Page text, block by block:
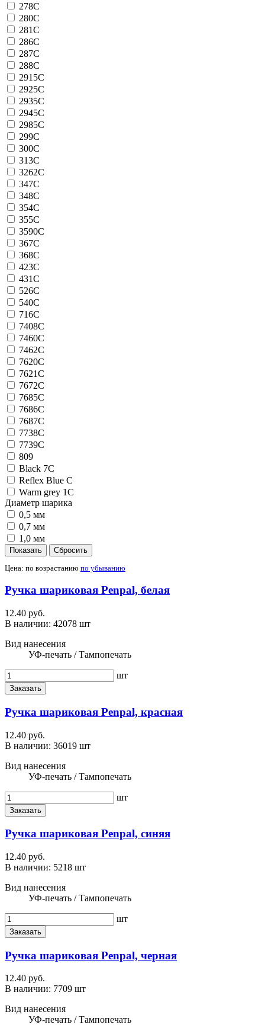
278C
280C
281C
286C
287C
288C
2915C
2925C
2935C
2945C
2985C
299C
300C
313C
3262C
347C
348C
354C
355C
3590C
367C
368C
423C
431C
526C
540C
716C
7408C
7460C
7462C
7620C
7621C
7672C
7685C
7686C
7687C
7738C
7739C
809
Black 7C
Reflex Blue C
Warm grey 1C
Диаметр шарика
0,5 мм
0,7 мм
1,0 мм
Цена: по возрастанию по убыванию
Ручка шариковая Penpal, белая
12.40 руб.
В наличии: 42078 шт
Вид нанесения
УФ-печать / Тампопечать
шт
Заказать
Ручка шариковая Penpal, красная
12.40 руб.
В наличии: 36019 шт
Вид нанесения
УФ-печать / Тампопечать
шт
Заказать
Ручка шариковая Penpal, синяя
12.40 руб.
В наличии: 5218 шт
Вид нанесения
УФ-печать / Тампопечать
шт
Заказать
Ручка шариковая Penpal, черная
12.40 руб.
В наличии: 7709 шт
Вид нанесения
УФ-печать / Тампопечать